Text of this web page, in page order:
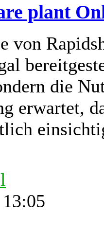
plant
von
die
erwartet,